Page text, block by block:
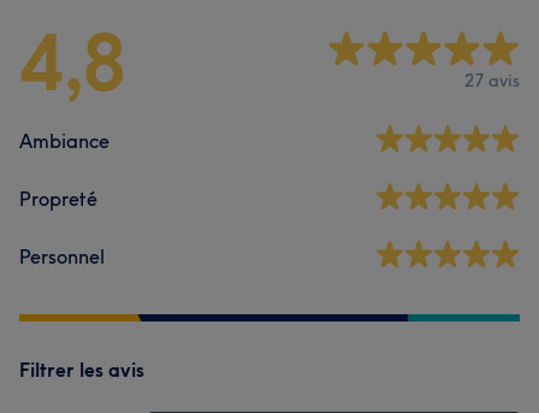
4,8 27 avis
Ambiance
Propreté
Personnel
Filtrer les avis